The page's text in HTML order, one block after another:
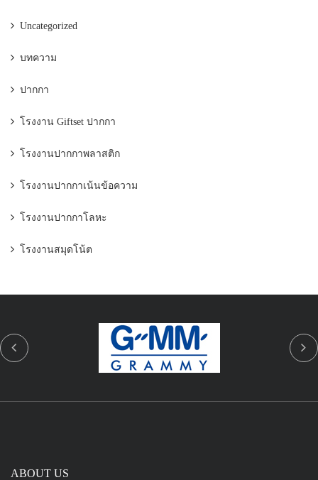
Uncategorized
บทความ
ปากกา
โรงงาน Giftset ปากกา
โรงงานปากกาพลาสติก
โรงงานปากกาเน้นข้อความ
โรงงานปากกาโลหะ
โรงงานสมุดโน้ต
ABOUT US